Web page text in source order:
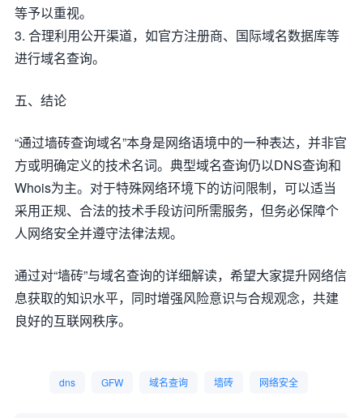
等予以重视。
3. 合理利用公开渠道，如官方注册商、国际域名数据库等
进行域名查询。
五、结论
“通过墙砖查询域名”本身是网络语境中的一种表达，并非官
方或明确定义的技术名词。典型域名查询仍以DNS查询和
Whois为主。对于特殊网络环境下的访问限制，可以适当
采用正规、合法的技术手段访问所需服务，但务必保障个
人网络安全并遵守法律法规。
通过对“墙砖”与域名查询的详细解读，希望大家提升网络信
息获取的知识水平，同时增强风险意识与合规观念，共建
良好的互联网秩序。
dns GFW 域名查询 墙砖 网络安全